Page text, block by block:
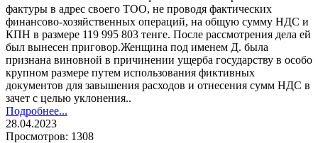
фактуры в адрес своего ТОО, не проводя фактических
финансово-хозяйственных операций, на общую сумму НДС и
КПН в размере 119 995 803 тенге. После рассмотрения дела ей
был вынесен приговор.Женщина под именем Д. была
признана виновной в причинении ущерба государству в особо
крупном размере путем использования фиктивных
документов для завышения расходов и отнесения сумм НДС в
зачет с целью уклонения..
Подробнее...
28.04.2023
Просмотров: 1308